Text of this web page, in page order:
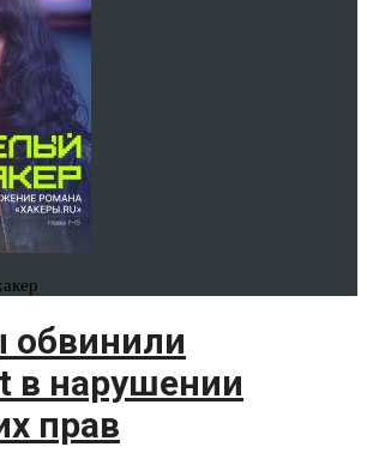
обвинили
в нарушении
прав